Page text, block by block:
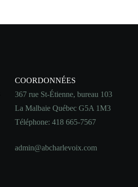
COORDONNÉES
367 rue St-Étienne, bureau 103
La Malbaie Québec G5A 1M3
Téléphone: 418 665-7567
admin@abcharlevoix.com